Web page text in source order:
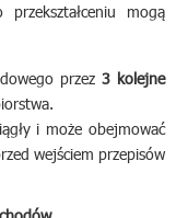
mogą
przez 3 kolejne
i może obejmować
wejściem przepisów